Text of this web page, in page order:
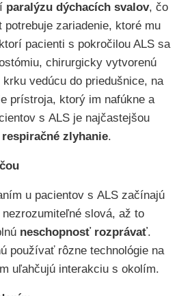
paralýzu dýchacích svalov, čo
potrebuje zariadenie, ktoré mu
pacienti s pokročilou ALS sa
chirurgicky vytvorenú
vedúcu do priedušnice, na
prístroja, ktorý im nafúkne a
s ALS je najčastejšou
respiračné zlyhanie.
u pacientov s ALS začínajú
slová, až to
neschopnosť rozprávať.
používať rôzne technológie na
uľahčujú interakciu s okolím.